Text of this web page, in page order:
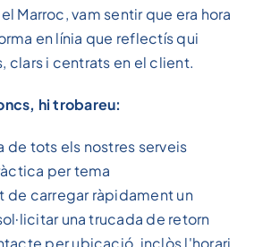
Marroc, vam sentir que era hora
en línia que reflectís qui
clars i centrats en el client.
hi trobareu:
de tots els nostres serveis
per tema
de carregar ràpidament un
una trucada de retorn
per ubicació, inclòs l'horari